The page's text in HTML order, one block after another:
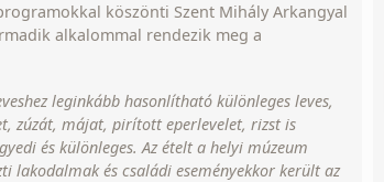
köszönti Szent Mihály Arkangyal
alkalommal rendezik meg a
leginkább hasonlítható különleges leves,
zúzát, májat, pirított eperlevelet, rizst is
és különleges. Az ételt a helyi múzeum
lakodalmak és családi eseményekkor került az